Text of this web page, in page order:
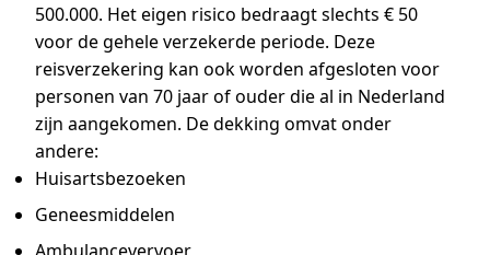
500.000. Het eigen risico bedraagt slechts € 50
voor de gehele verzekerde periode. Deze
reisverzekering kan ook worden afgesloten voor
personen van 70 jaar of ouder die al in Nederland
zijn aangekomen. De dekking omvat onder
andere:
Huisartsbezoeken
Geneesmiddelen